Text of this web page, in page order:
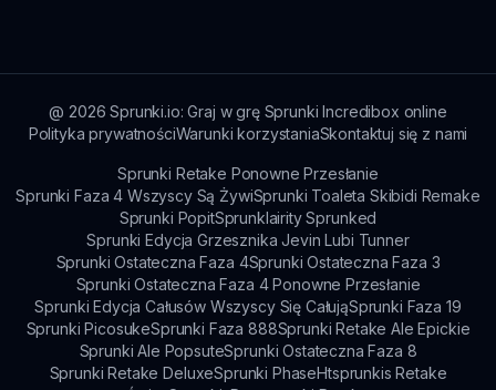
@ 2026 Sprunki.io: Graj w grę Sprunki Incredibox online
Polityka prywatnościWarunki korzystaniaSkontaktuj się z nami
Sprunki Retake Ponowne Przesłanie
Sprunki Faza 4 Wszyscy Są ŻywiSprunki Toaleta Skibidi Remake
Sprunki PopitSprunklairity Sprunked
Sprunki Edycja Grzesznika Jevin Lubi Tunner
Sprunki Ostateczna Faza 4Sprunki Ostateczna Faza 3
Sprunki Ostateczna Faza 4 Ponowne Przesłanie
Sprunki Edycja Całusów Wszyscy Się CałująSprunki Faza 19
Sprunki PicosukeSprunki Faza 888Sprunki Retake Ale Epickie
Sprunki Ale PopsuteSprunki Ostateczna Faza 8
Sprunki Retake DeluxeSprunki PhaseHtsprunkis Retake